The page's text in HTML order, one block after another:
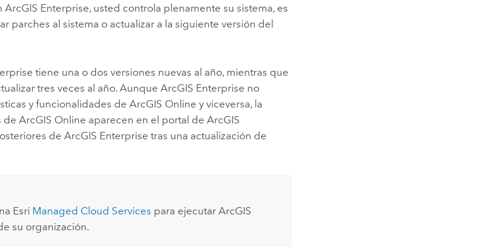
ArcGIS Enterprise, usted controla plenamente su sistema, es
parches al sistema o actualizar a la siguiente versión del
tiene una o dos versiones nuevas al año, mientras que
tres veces al año. AunqueArcGIS Enterprise no
y funcionalidades deArcGIS Online y viceversa, la
deArcGIS Online aparecen en el portal deArcGIS
deArcGIS Enterprise tras una actualización de
Esri Managed Cloud Services para ejecutar ArcGIS
su organización.